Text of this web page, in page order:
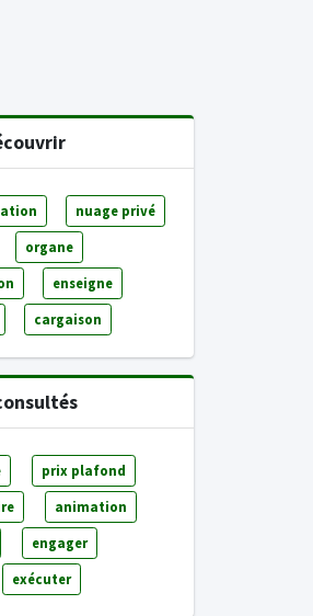
nuage privé
organe
enseigne
cargaison
prix plafond
animation
engager
exécuter